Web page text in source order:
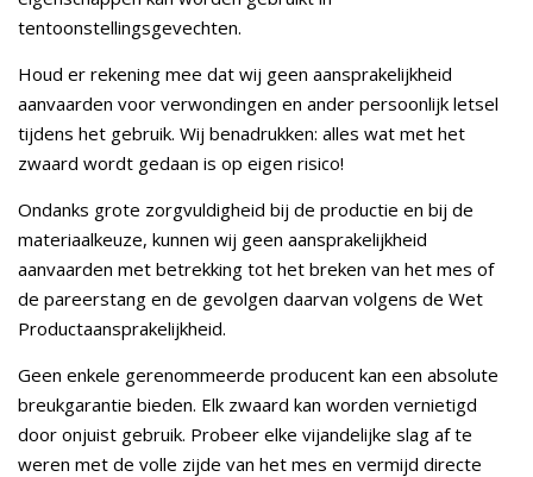
tentoonstellingsgevechten.
Houd er rekening mee dat wij geen aansprakelijkheid
aanvaarden voor verwondingen en ander persoonlijk letsel
tijdens het gebruik. Wij benadrukken: alles wat met het
zwaard wordt gedaan is op eigen risico!
Ondanks grote zorgvuldigheid bij de productie en bij de
materiaalkeuze, kunnen wij geen aansprakelijkheid
aanvaarden met betrekking tot het breken van het mes of
de pareerstang en de gevolgen daarvan volgens de Wet
Productaansprakelijkheid.
Geen enkele gerenommeerde producent kan een absolute
breukgarantie bieden. Elk zwaard kan worden vernietigd
door onjuist gebruik. Probeer elke vijandelijke slag af te
weren met de volle zijde van het mes en vermijd directe